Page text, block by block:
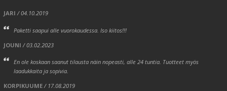
JARI / 04.10.2019
Paketti saapui alle vuorokaudessa. Iso kiitos!!!
JOUNI / 03.02.2023
En ole koskaan saanut tilausta näin nopeasti, alle 24 tuntia. Tuotteet myös
laadukkaita ja sopivia.
KORPIKUUME / 17.08.2019